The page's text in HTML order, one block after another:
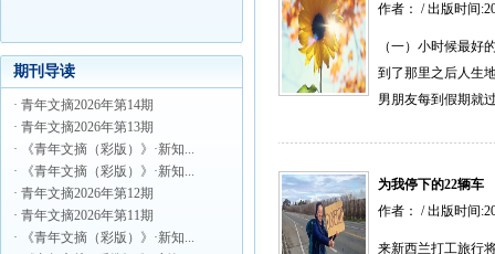
期刊导读
· 青年文摘2026年第14期
· 青年文摘2026年第13期
· 《青年文摘（彩版）》·新知...
· 《青年文摘（彩版）》·新知...
· 青年文摘2026年第12期
· 青年文摘2026年第11期
· 《青年文摘（彩版）》·新知...
作者： / 出版时间
（一）小时候最好
到了那里之后人生
男朋友每到假期就
为我停下的22辆车
作者： / 出版时间
来新西兰打工旅行